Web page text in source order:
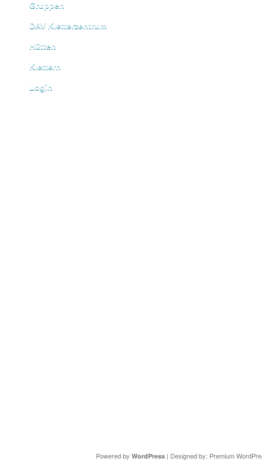
Gruppen
DAV Kletterzentrum
Hütten
Klettern
Login
Powered by WordPress| Designed by: Premium